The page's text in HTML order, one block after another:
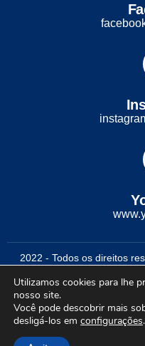
2022 - Todos os direitos
Utilizamos cookies para lhe
nosso site.
Você pode descobrir mais
desligá-los em configurações.